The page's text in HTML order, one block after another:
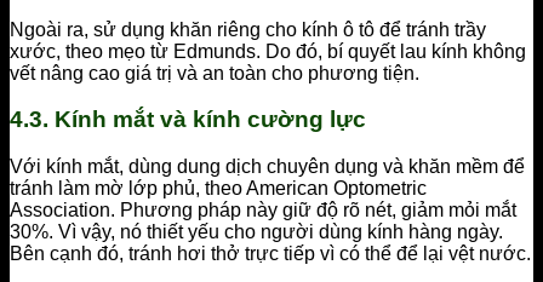
Ngoài ra, sử dụng khăn riêng cho kính ô tô để tránh trầy
xước, theo mẹo từ Edmunds. Do đó, bí quyết lau kính không
vết nâng cao giá trị và an toàn cho phương tiện.
4.3. Kính mắt và kính cường lực
Với kính mắt, dùng dung dịch chuyên dụng và khăn mềm để
tránh làm mờ lớp phủ, theo American Optometric
Association. Phương pháp này giữ độ rõ nét, giảm mỏi mắt
30%. Vì vậy, nó thiết yếu cho người dùng kính hàng ngày.
Bên cạnh đó, tránh hơi thở trực tiếp vì có thể để lại vệt nước.